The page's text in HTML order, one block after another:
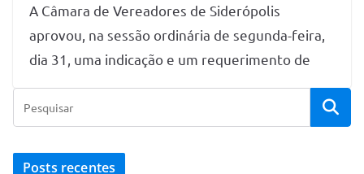
A Câmara de Vereadores de Siderópolis
aprovou, na sessão ordinária de segunda-feira,
dia 31, uma indicação e um requerimento de
Posts recentes